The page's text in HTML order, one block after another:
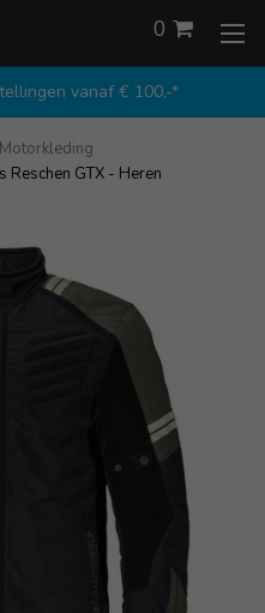
vanaf € 100,-*
0
Reschen GTX - Heren